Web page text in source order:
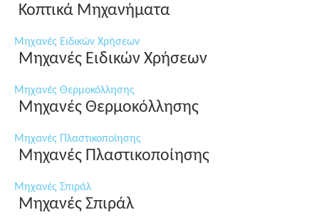
Κοπτικά Μηχανήματα
Μηχανές Ειδικών Χρήσεων
Μηχανές Ειδικών Χρήσεων
Μηχανές Θερμοκόλλησης
Μηχανές Θερμοκόλλησης
Μηχανές Πλαστικοποίησης
Μηχανές Πλαστικοποίησης
Μηχανές Σπιράλ
Μηχανές Σπιράλ